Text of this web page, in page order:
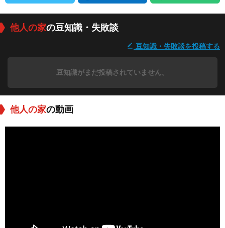
他人の家の豆知識・失敗談
豆知識・失敗談を投稿する
豆知識がまだ投稿されていません。
他人の家の動画